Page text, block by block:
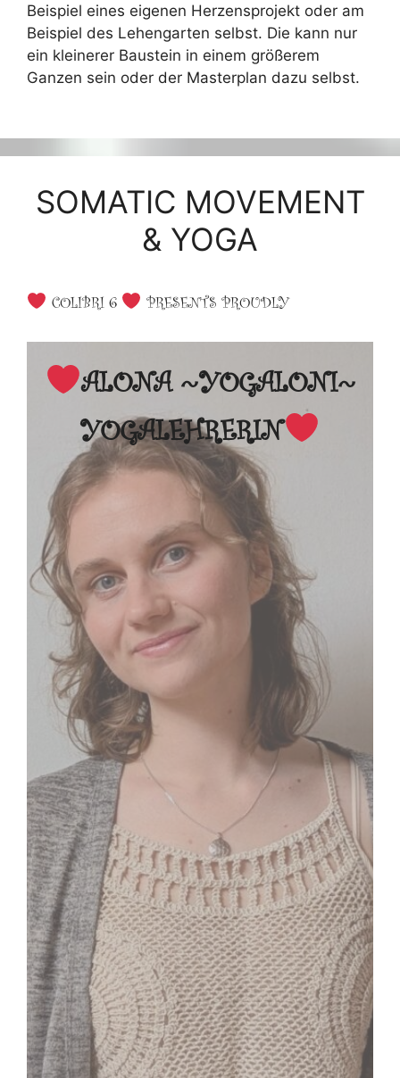
Beispiel eines eigenen Herzensprojekt oder am
Beispiel des Lehengarten selbst. Die kann nur
ein kleinerer Baustein in einem größerem
Ganzen sein oder der Masterplan dazu selbst.
SOMATIC MOVEMENT
& YOGA
COLIBRI 6 PRESENTS PROUDLY
ALONA ~YOGALONI~
YOGALEHRERIN